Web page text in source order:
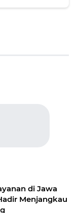
di Jawa
Menjangkau